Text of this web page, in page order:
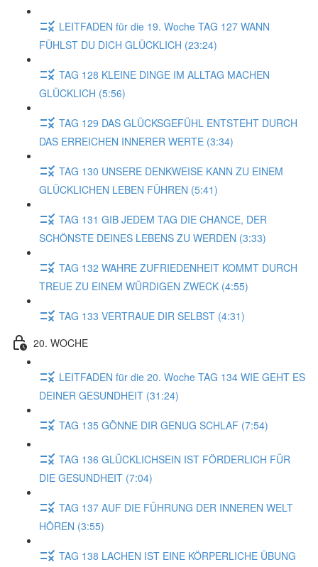
LEITFADEN für die 19. Woche TAG 127 WANN
FÜHLST DU DICH GLÜCKLICH (23:24)
TAG 128 KLEINE DINGE IM ALLTAG MACHEN
GLÜCKLICH (5:56)
TAG 129 DAS GLÜCKSGEFÜHL ENTSTEHT DURCH
DAS ERREICHEN INNERER WERTE (3:34)
TAG 130 UNSERE DENKWEISE KANN ZU EINEM
GLÜCKLICHEN LEBEN FÜHREN (5:41)
TAG 131 GIB JEDEM TAG DIE CHANCE, DER
SCHÖNSTE DEINES LEBENS ZU WERDEN (3:33)
TAG 132 WAHRE ZUFRIEDENHEIT KOMMT DURCH
TREUE ZU EINEM WÜRDIGEN ZWECK (4:55)
TAG 133 VERTRAUE DIR SELBST (4:31)
20. WOCHE
LEITFADEN für die 20. Woche TAG 134 WIE GEHT ES
DEINER GESUNDHEIT (31:24)
TAG 135 GÖNNE DIR GENUG SCHLAF (7:54)
TAG 136 GLÜCKLICHSEIN IST FÖRDERLICH FÜR
DIE GESUNDHEIT (7:04)
TAG 137 AUF DIE FÜHRUNG DER INNEREN WELT
HÖREN (3:55)
TAG 138 LACHEN IST EINE KÖRPERLICHE ÜBUNG